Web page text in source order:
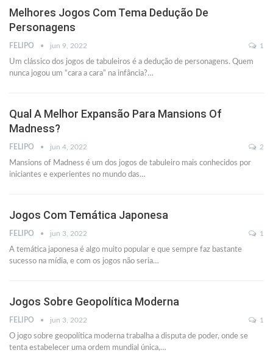
Melhores Jogos Com Tema Dedução De
Personagens
FELIPO jun 9, 2022 1
Um clássico dos jogos de tabuleiros é a dedução de personagens. Quem
nunca jogou um “cara a cara” na infância?…
Qual A Melhor Expansão Para Mansions Of
Madness?
FELIPO jun 4, 2022 2
Mansions of Madness é um dos jogos de tabuleiro mais conhecidos por
iniciantes e experientes no mundo das…
Jogos Com Temática Japonesa
FELIPO jun 3, 2022 1
A temática japonesa é algo muito popular e que sempre faz bastante
sucesso na mídia, e com os jogos não seria…
Jogos Sobre Geopolítica Moderna
FELIPO jun 3, 2022 1
O jogo sobre geopolítica moderna trabalha a disputa de poder, onde se
tenta estabelecer uma ordem mundial única,…